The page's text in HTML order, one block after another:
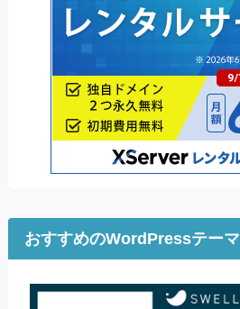
おすすめのWordPressテーマ